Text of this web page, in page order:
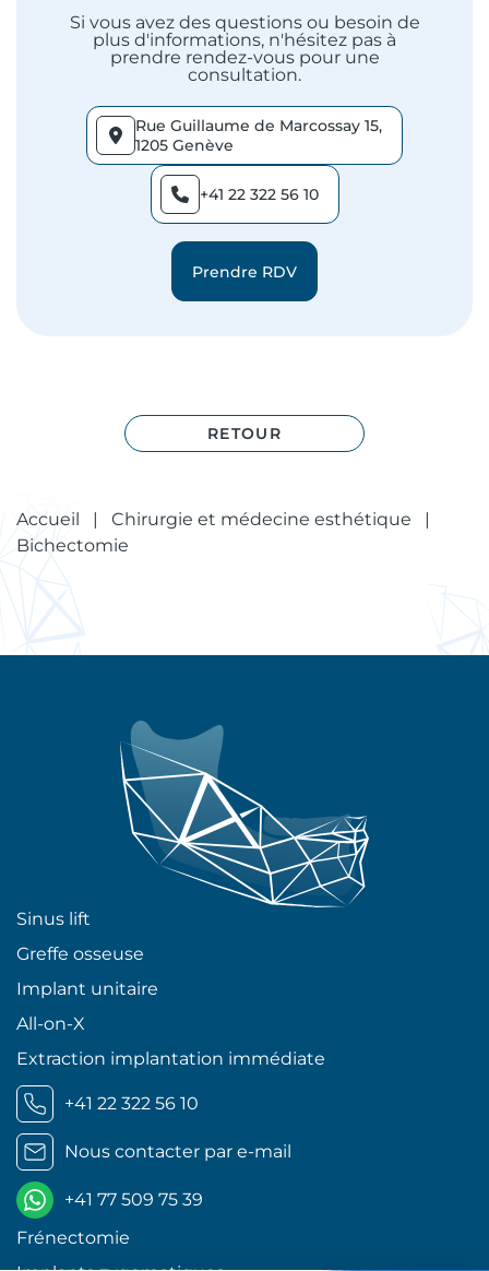
Si vous avez des questions ou besoin de
plus d'informations, n'hésitez pas à
prendre rendez-vous pour une
consultation.
Rue Guillaume de Marcossay 15,
1205 Genève
+41 22 322 56 10
Prendre RDV
RETOUR
Accueil | Chirurgie et médecine esthétique
|
Bichectomie
Sinus lift
Greffe osseuse
Implant unitaire
All-on-X
Extraction implantation immédiate
+41 22 322 56 10
Nous contacter par e-mail
+41 77 509 75 39
Frénectomie